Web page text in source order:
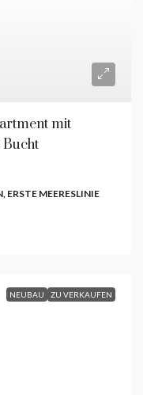
mit
MEERESLINIE
NEUBAU ZU VERKAUFEN